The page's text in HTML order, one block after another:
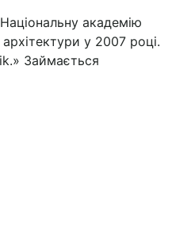
академію
у 2007 році.
Займається